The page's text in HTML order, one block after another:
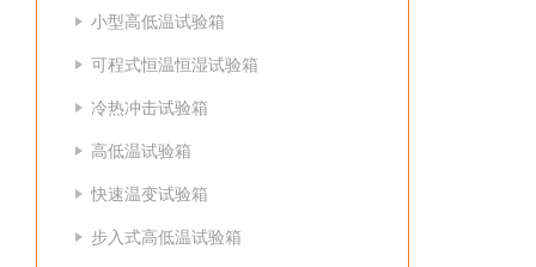
小型高低温试验箱
可程式恒温恒湿试验箱
冷热冲击试验箱
高低温试验箱
快速温变试验箱
步入式高低温试验箱